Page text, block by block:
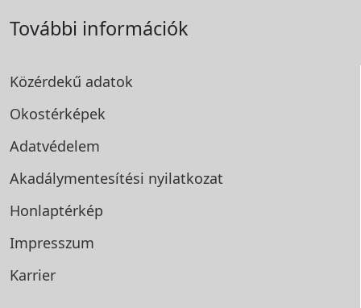
További információk
Közérdekű adatok
Okostérképek
Adatvédelem
Akadálymentesítési nyilatkozat
Honlaptérkép
Impresszum
Karrier